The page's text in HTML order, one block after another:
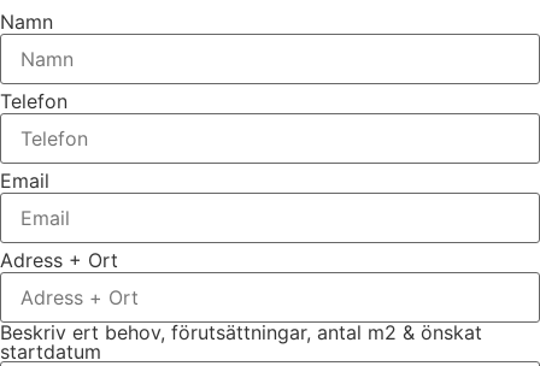
Namn
Telefon
Email
Adress + Ort
Beskriv ert behov, förutsättningar, antal m2 & önskat
startdatum